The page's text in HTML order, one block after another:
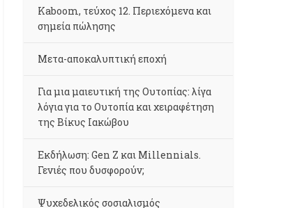
Kaboom, τεύχος 12. Περιεχόμενα και
σημεία πώλησης
Μετα-αποκαλυπτική εποχή
Για μια μαιευτική της Ουτοπίας: λίγα
λόγια για το Ουτοπία και χειραφέτηση
της Βίκυς Ιακώβου
Εκδήλωση: Gen Z και Millennials.
Γενιές που δυσφορούν;
Ψυχεδελικός σοσιαλισμός